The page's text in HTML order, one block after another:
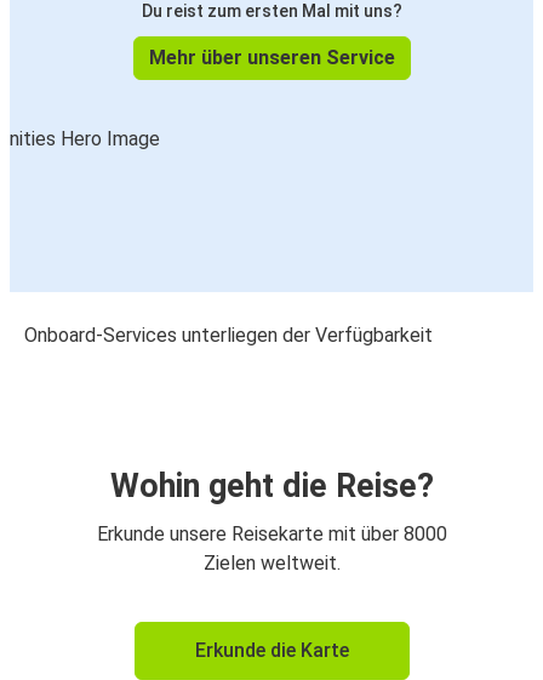
Du reist zum ersten Mal mit uns?
Mehr über unseren Service
Onboard-Services unterliegen der Verfügbarkeit
Wohin geht die Reise?
Erkunde unsere Reisekarte mit über 8000
Zielen weltweit.
Erkunde die Karte